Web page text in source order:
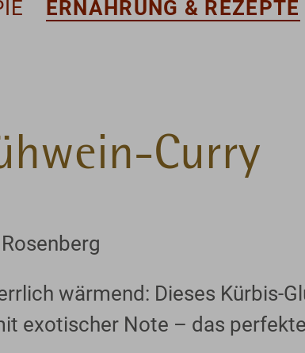
ERNÄHRUNG & REZEPTE
Curry
wärmend: Dieses Kürbis-
exotischer Note – das